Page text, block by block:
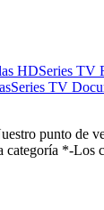
HDSeries TV
Series TV
punto de
categoría *-Los